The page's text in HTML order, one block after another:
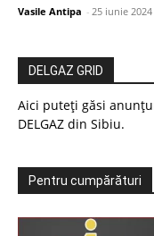
Vasile Antipa - 25 iunie 2024
DELGAZ GRID
Aici puteți găsi
DELGAZ din Sibiu.
Pentru cumpărături